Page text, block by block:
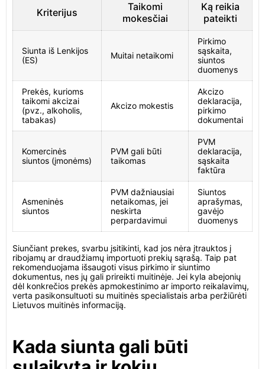
Kriterijus
Taikomi
mokesčiai
Ką reikia
pateikti
Siunta iš Lenkijos
(ES)
Muitai netaikomi
Pirkimo
sąskaita,
siuntos
duomenys
Prekės, kurioms
taikomi akcizai
(pvz., alkoholis,
tabakas)
Akcizo mokestis
Akcizo
deklaracija,
pirkimo
dokumentai
Komercinės
siuntos (įmonėms)
PVM gali būti
taikomas
PVM
deklaracija,
sąskaita
faktūra
Asmeninės
siuntos
PVM dažniausiai
netaikomas, jei
neskirta
perpardavimui
Siuntos
aprašymas,
gavėjo
duomenys
Siunčiant prekes, svarbu įsitikinti, kad jos nėra įtrauktos į
ribojamų ar draudžiamų importuoti prekių sąrašą. Taip pat
rekomenduojama išsaugoti visus pirkimo ir siuntimo
dokumentus, nes jų gali prireikti muitinėje. Jei kyla abejonių
dėl konkrečios prekės apmokestinimo ar importo reikalavimų,
verta pasikonsultuoti su muitinės specialistais arba peržiūrėti
Lietuvos muitinės informaciją.
Kada siunta gali būti